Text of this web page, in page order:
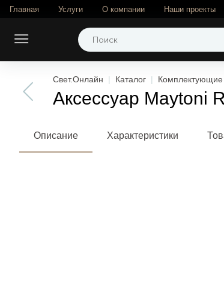
Главная Услуги О компании Наши проекты
Свет.Онлайн Каталог Комплектующие
Аксессуар Maytoni
Описание Характеристики